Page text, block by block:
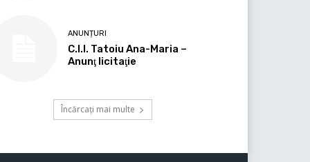
ANUNȚURI
C.I.I. Tatoiu Ana-Maria –
Anunţ licitaţie
Încărcați mai multe